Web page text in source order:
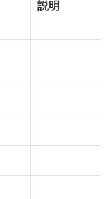
説明